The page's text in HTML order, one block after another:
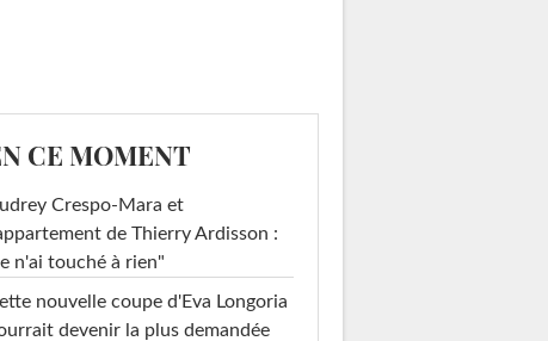
CE MOMENT
Crespo-Mara et
de Thierry Ardisson :
n'ai touché à rien"
nouvelle coupe d'Eva Longoria
devenir la plus demandée